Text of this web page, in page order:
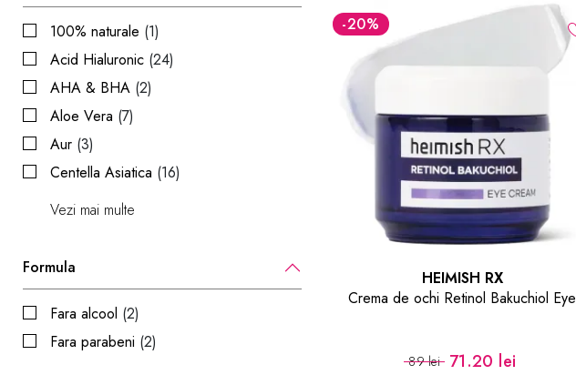
100% naturale (1)
Acid Hialuronic (24)
AHA & BHA (2)
Aloe Vera (7)
Aur (3)
Centella Asiatica (16)
Vezi mai multe
Formula
Fara alcool (2)
Fara parabeni (2)
-20%
HEIMISH RX
Crema de ochi Retinol Bakuchiol Eye
89 lei 71.20 lei